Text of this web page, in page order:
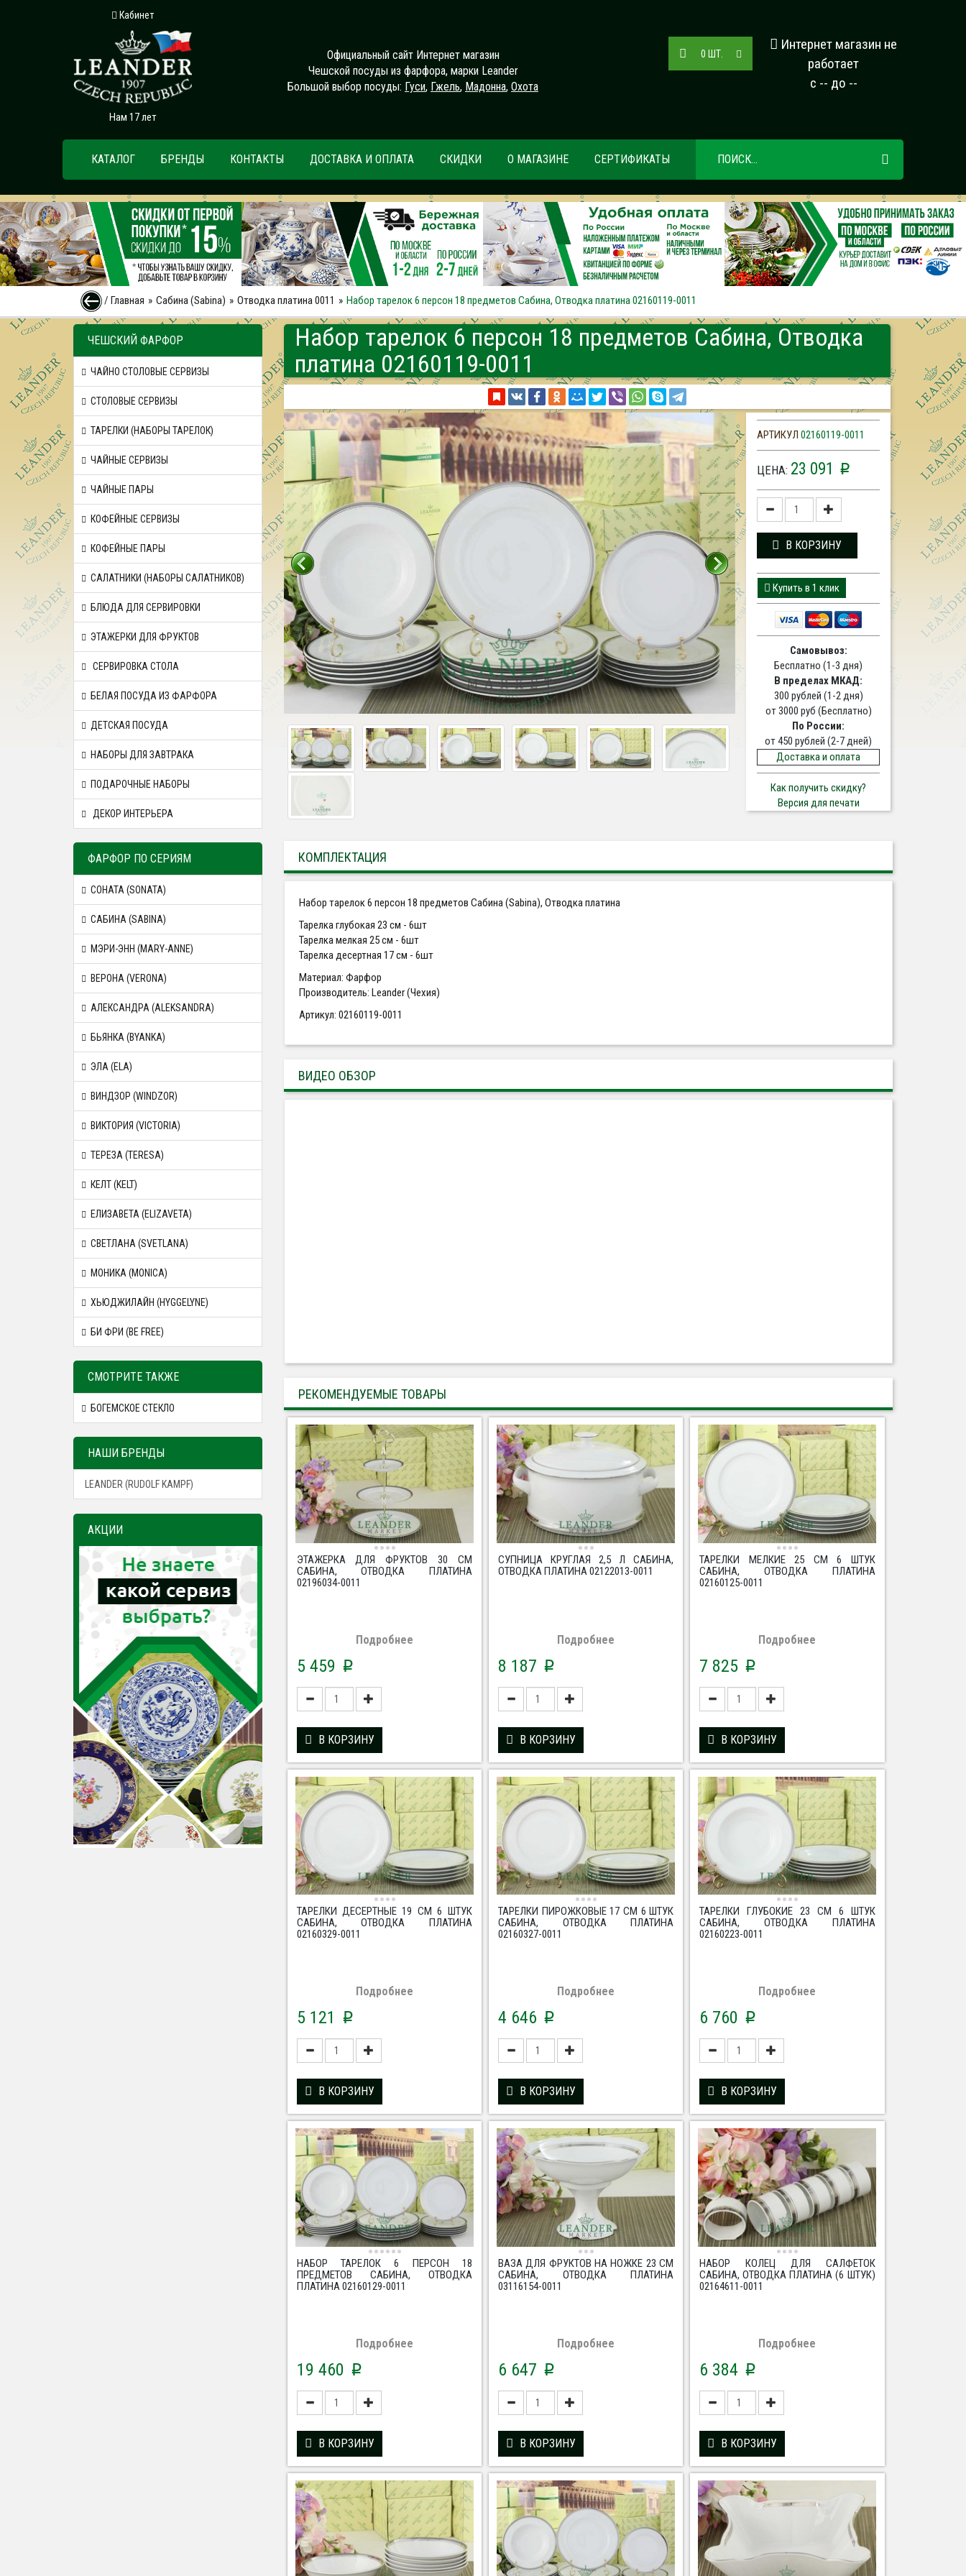
Кабинет
Нам 17 лет
Официальный сайт Интернет магазин
Чешской посуды из фарфора, марки Leander
Большой выбор посуды: Гуси, Гжель, Мадонна, Охота
0 ШТ.
Интернет магазин не
работает
с -- до --
КАТАЛОГ БРЕНДЫ КОНТАКТЫ ДОСТАВКА И ОПЛАТА СКИДКИ О МАГАЗИНЕ СЕРТИФИКАТЫ
/ Главная Сабина (Sabina) Отводка платина 0011 Набор тарелок 6 персон 18 предметов Сабина, Отводка платина 02160119-0011
ЧЕШСКИЙ ФАРФОР
ЧАЙНО СТОЛОВЫЕ СЕРВИЗЫ
СТОЛОВЫЕ СЕРВИЗЫ
ТАРЕЛКИ (НАБОРЫ ТАРЕЛОК)
ЧАЙНЫЕ СЕРВИЗЫ
ЧАЙНЫЕ ПАРЫ
КОФЕЙНЫЕ СЕРВИЗЫ
КОФЕЙНЫЕ ПАРЫ
САЛАТНИКИ (НАБОРЫ САЛАТНИКОВ)
БЛЮДА ДЛЯ СЕРВИРОВКИ
ЭТАЖЕРКИ ДЛЯ ФРУКТОВ
СЕРВИРОВКА СТОЛА
БЕЛАЯ ПОСУДА ИЗ ФАРФОРА
ДЕТСКАЯ ПОСУДА
НАБОРЫ ДЛЯ ЗАВТРАКА
ПОДАРОЧНЫЕ НАБОРЫ
ДЕКОР ИНТЕРЬЕРА
ФАРФОР ПО СЕРИЯМ
СОНАТА (SONATA)
САБИНА (SABINA)
МЭРИ-ЭНН (MARY-ANNE)
ВЕРОНА (VERONA)
АЛЕКСАНДРА (ALEKSANDRA)
БЬЯНКА (BYANKA)
ЭЛА (ELA)
ВИНДЗОР (WINDZOR)
ВИКТОРИЯ (VICTORIA)
ТЕРЕЗА (TERESA)
КЕЛТ (KELT)
ЕЛИЗАВЕТА (ELIZAVETA)
СВЕТЛАНА (SVETLANA)
МОНИКА (MONICA)
ХЬЮДЖИЛАЙН (HYGGELYNE)
БИ ФРИ (BE FREE)
СМОТРИТЕ ТАКЖЕ
БОГЕМСКОЕ СТЕКЛО
НАШИ БРЕНДЫ
LEANDER (RUDOLF KAMPF)
АКЦИИ
Набор тарелок 6 персон 18 предметов Сабина, Отводка
платина 02160119-0011
АРТИКУЛ 02160119-0011
ЦЕНА: 23 091 p
В КОРЗИНУ
Купить в 1 клик
Самовывоз:
Бесплатно (1-3 дня)
В пределах МКАД:
300 рублей (1-2 дня)
от 3000 руб (Бесплатно)
По России:
от 450 рублей (2-7 дней)
Доставка и оплата
Как получить скидку?
Версия для печати
КОМПЛЕКТАЦИЯ
Набор тарелок 6 персон 18 предметов Сабина (Sabina), Отводка платина
Тарелка глубокая 23 см - 6шт
Тарелка мелкая 25 см - 6шт
Тарелка десертная 17 см - 6шт
Материал: Фарфор
Производитель: Leander (Чехия)
Артикул: 02160119-0011
ВИДЕО ОБЗОР
РЕКОМЕНДУЕМЫЕ ТОВАРЫ
ЭТАЖЕРКА ДЛЯ ФРУКТОВ 30 СМ
САБИНА, ОТВОДКА ПЛАТИНА
02196034-0011
Подробнее
5 459 p
В КОРЗИНУ
СУПНИЦА КРУГЛАЯ 2,5 Л САБИНА,
ОТВОДКА ПЛАТИНА 02122013-0011
Подробнее
8 187 p
В КОРЗИНУ
ТАРЕЛКИ МЕЛКИЕ 25 СМ 6 ШТУК
САБИНА, ОТВОДКА ПЛАТИНА
02160125-0011
Подробнее
7 825 p
В КОРЗИНУ
ТАРЕЛКИ ДЕСЕРТНЫЕ 19 СМ 6 ШТУК
САБИНА, ОТВОДКА ПЛАТИНА
02160329-0011
Подробнее
5 121 p
В КОРЗИНУ
ТАРЕЛКИ ПИРОЖКОВЫЕ 17 СМ 6 ШТУК
САБИНА, ОТВОДКА ПЛАТИНА
02160327-0011
Подробнее
4 646 p
В КОРЗИНУ
ТАРЕЛКИ ГЛУБОКИЕ 23 СМ 6 ШТУК
САБИНА, ОТВОДКА ПЛАТИНА
02160223-0011
Подробнее
6 760 p
В КОРЗИНУ
НАБОР ТАРЕЛОК 6 ПЕРСОН 18
ПРЕДМЕТОВ САБИНА, ОТВОДКА
ПЛАТИНА 02160129-0011
Подробнее
19 460 p
В КОРЗИНУ
ВАЗА ДЛЯ ФРУКТОВ НА НОЖКЕ 23 СМ
САБИНА, ОТВОДКА ПЛАТИНА
03116154-0011
Подробнее
6 647 p
В КОРЗИНУ
НАБОР КОЛЕЦ ДЛЯ САЛФЕТОК
САБИНА, ОТВОДКА ПЛАТИНА (6 ШТУК)
02164611-0011
Подробнее
6 384 p
В КОРЗИНУ